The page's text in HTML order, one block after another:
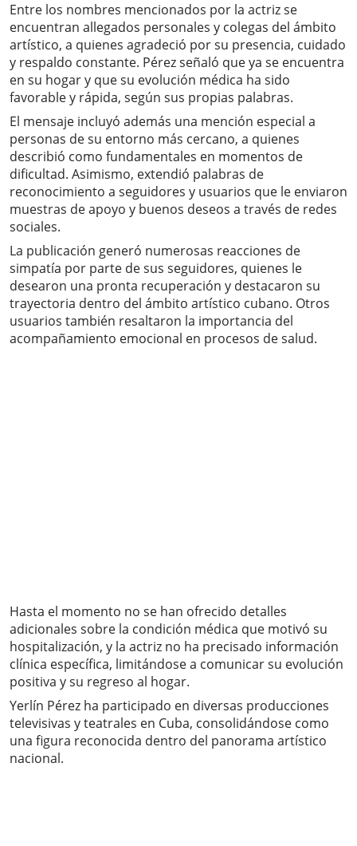
Entre los nombres mencionados por la actriz se
encuentran allegados personales y colegas del ámbito
artístico, a quienes agradeció por su presencia, cuidado
y respaldo constante. Pérez señaló que ya se encuentra
en su hogar y que su evolución médica ha sido
favorable y rápida, según sus propias palabras.
El mensaje incluyó además una mención especial a
personas de su entorno más cercano, a quienes
describió como fundamentales en momentos de
dificultad. Asimismo, extendió palabras de
reconocimiento a seguidores y usuarios que le enviaron
muestras de apoyo y buenos deseos a través de redes
sociales.
La publicación generó numerosas reacciones de
simpatía por parte de sus seguidores, quienes le
desearon una pronta recuperación y destacaron su
trayectoria dentro del ámbito artístico cubano. Otros
usuarios también resaltaron la importancia del
acompañamiento emocional en procesos de salud.
Hasta el momento no se han ofrecido detalles
adicionales sobre la condición médica que motivó su
hospitalización, y la actriz no ha precisado información
clínica específica, limitándose a comunicar su evolución
positiva y su regreso al hogar.
Yerlín Pérez ha participado en diversas producciones
televisivas y teatrales en Cuba, consolidándose como
una figura reconocida dentro del panorama artístico
nacional.